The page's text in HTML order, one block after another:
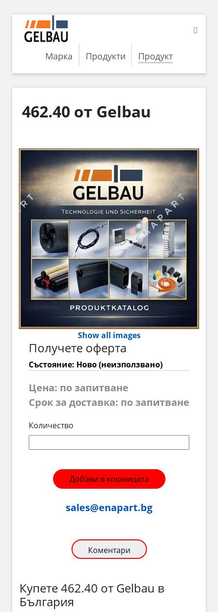
Марка Продукти Продукт
462.40 от Gelbau
Show all images
Получете оферта
Състояние: Ново (неизползвано)
Цена: по запитване
Срок за доставка: по запитване
Количество
Добави в кошницата
sales@enapart.bg
Коментари
Купете 462.40 от Gelbau в
България